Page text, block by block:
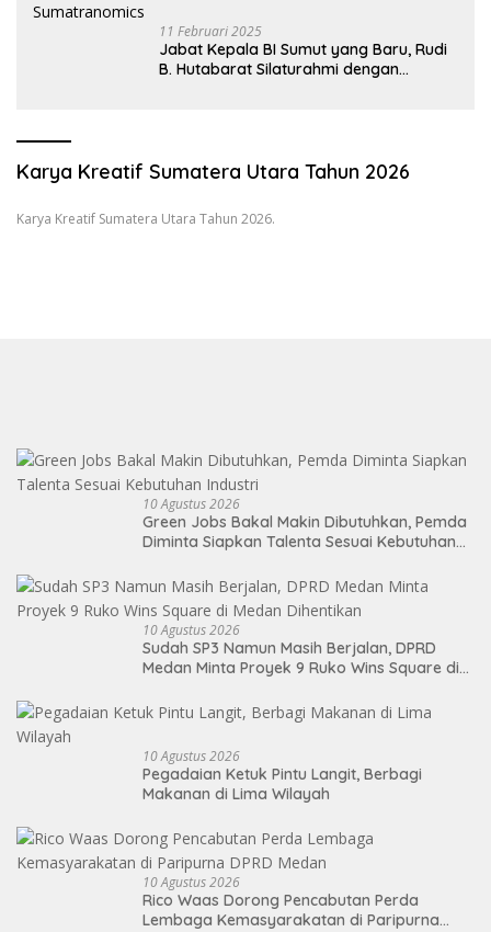
11 Februari 2025
Jabat Kepala BI Sumut yang Baru, Rudi
B. Hutabarat Silaturahmi dengan
Karya Kreatif Sumatera Utara Tahun 2026
Karya Kreatif Sumatera Utara Tahun 2026.
10 Agustus 2026
Green Jobs Bakal Makin Dibutuhkan, Pemda
Diminta Siapkan Talenta Sesuai Kebutuhan
10 Agustus 2026
Sudah SP3 Namun Masih Berjalan, DPRD
Medan Minta Proyek 9 Ruko Wins Square di
10 Agustus 2026
Pegadaian Ketuk Pintu Langit, Berbagi
Makanan di Lima Wilayah
10 Agustus 2026
Rico Waas Dorong Pencabutan Perda
Lembaga Kemasyarakatan di Paripurna